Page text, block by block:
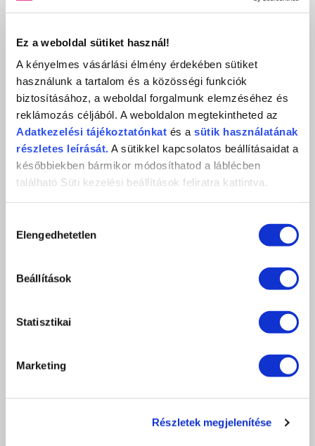
Ez a weboldal sütiket használ!
A kényelmes vásárlási élmény érdekében sütiket
használunk a tartalom és a közösségi funkciók
biztosításához, a weboldal forgalmunk elemzéséhez és
reklámozás céljából. A weboldalon megtekintheted az
Adatkezelési tájékoztatónkat és a sütik használatának
részletes leírását. A sütikkel kapcsolatos beállításaidat a
későbbiekben bármikor módosíthatod a láblécben
található Süti kezelési beállítások feliratra kattintva.
kiválasztása
Elengedhetetlen
Beállítások
Statisztikai
Marketing
Részletek megjelenítése
SILICONE ART DESIGN SET 2
db KOSÁRBA
KEDVENCEKHEZ AD
RÉSZLETEK